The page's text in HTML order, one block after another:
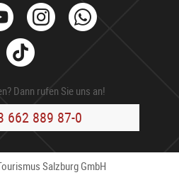
YoutubeInstagram
Tik
Tok
Dann rufen Sie uns an!
662 889 87-0
Salzburg GmbH